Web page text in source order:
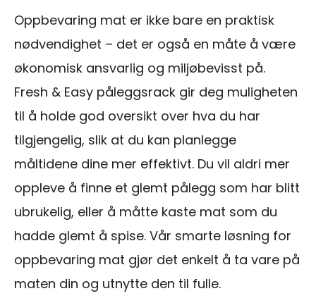
Oppbevaring mat er ikke bare en praktisk
nødvendighet – det er også en måte å være
økonomisk ansvarlig og miljøbevisst på.
Fresh & Easy påleggsrack gir deg muligheten
til å holde god oversikt over hva du har
tilgjengelig, slik at du kan planlegge
måltidene dine mer effektivt. Du vil aldri mer
oppleve å finne et glemt pålegg som har blitt
ubrukelig, eller å måtte kaste mat som du
hadde glemt å spise. Vår smarte løsning for
oppbevaring mat gjør det enkelt å ta vare på
maten din og utnytte den til fulle.